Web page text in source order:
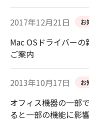
2017年12月21日 お
Mac OSドライバー
ご案内
2013年10月17日 お
オフィス機器の一部
ると一部の機能に影